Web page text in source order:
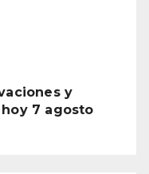
y
7 agosto